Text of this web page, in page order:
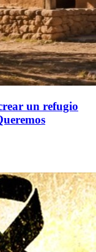
un refugio